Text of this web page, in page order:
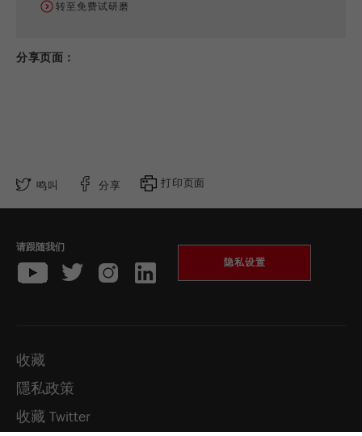
转至免费试研磨
分享页面：
鸣叫 分享 打印页面
请跟随我们
隐私设置
收藏
隱私政策
收藏 Twitter